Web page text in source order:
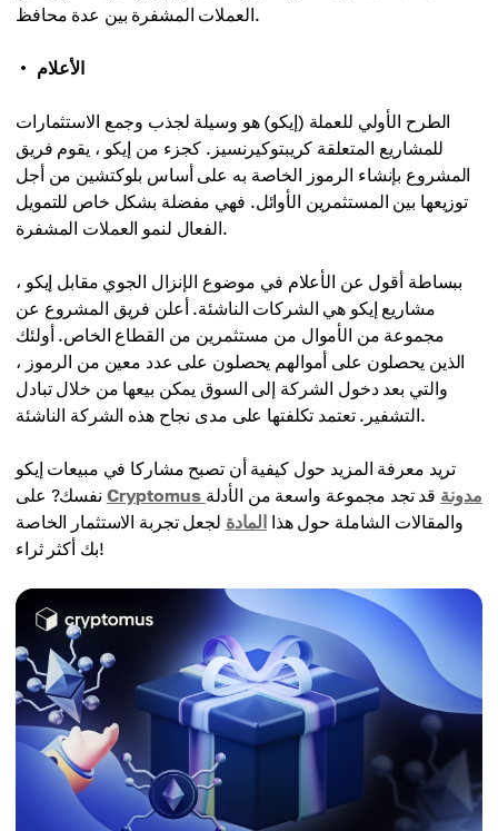
العملات المشفرة بين عدة محافظ.
الأعلام
الطرح الأولي للعملة (إيكو) هو وسيلة لجذب وجمع الاستثمارات
للمشاريع المتعلقة كريبتوكيرنسيز. كجزء من إيكو ، يقوم فريق
المشروع بإنشاء الرموز الخاصة به على أساس بلوكتشين من أجل
توزيعها بين المستثمرين الأوائل. فهي مفضلة بشكل خاص للتمويل
الفعال لنمو العملات المشفرة.
ببساطة أقول عن الأعلام في موضوع الإنزال الجوي مقابل إيكو ،
مشاريع إيكو هي الشركات الناشئة. أعلن فريق المشروع عن
مجموعة من الأموال من مستثمرين من القطاع الخاص. أولئك
الذين يحصلون على أموالهم يحصلون على عدد معين من الرموز ،
والتي بعد دخول الشركة إلى السوق يمكن بيعها من خلال تبادل
التشفير. تعتمد تكلفتها على مدى نجاح هذه الشركة الناشئة.
تريد معرفة المزيد حول كيفية أن تصبح مشاركا في مبيعات إيكو
Cryptomus مدونة قد تجد مجموعة واسعة من الأدلة
والمقالات الشاملة حول هذا المادة لجعل تجربة الاستثمار الخاصة
بك أكثر ثراء!